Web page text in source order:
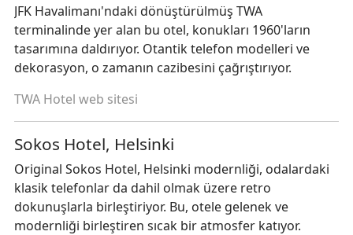
JFK Havalimanı'ndaki dönüştürülmüş TWA
terminalinde yer alan bu otel, konukları 1960'ların
tasarımına daldırıyor. Otantik telefon modelleri ve
dekorasyon, o zamanın cazibesini çağrıştırıyor.
TWA Hotel web sitesi
Sokos Hotel, Helsinki
Original Sokos Hotel, Helsinki modernliği, odalardaki
klasik telefonlar da dahil olmak üzere retro
dokunuşlarla birleştiriyor. Bu, otele gelenek ve
modernliği birleştiren sıcak bir atmosfer katıyor.